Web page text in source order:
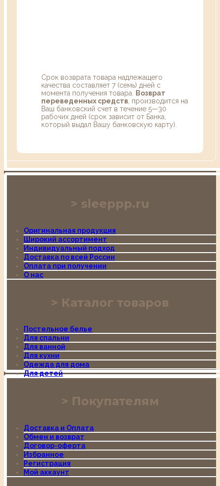
Срок возврата товара надлежащего
качества составляет 7 (семь) дней с
момента получения товара.
Возврат
переведенных средств , производится на
Ваш банковский счет в течение 5—30
рабочих дней (срок зависит от Банка,
который выдал Вашу банковскую карту).
sleeppp.ru
Оригинальная продукция
Широкий ассортимент
Индивидуальный подход
Доставка по всей России
Оплата при получении
О нас
Каталог товаров
Постельное белье
Для спальни
Для ванной
Для кухни
Одежда для дома
Для детей
Покупателям
Доставка и Оплата
Обмен и возврат
Договор-оферта
Избранное
Регистрация
Мой аккаунт